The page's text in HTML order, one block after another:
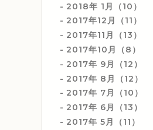
2018年 1月（10）
2017年12月（11）
2017年11月（13）
2017年10月（8）
2017年 9月（12）
2017年 8月（12）
2017年 7月（10）
2017年 6月（13）
2017年 5月（11）